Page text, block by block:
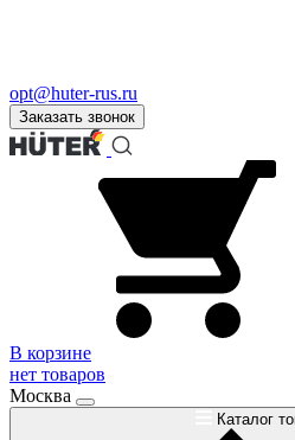
opt@huter-rus.ru
Заказать звонок
В корзине
нет товаров
Москва
Каталог